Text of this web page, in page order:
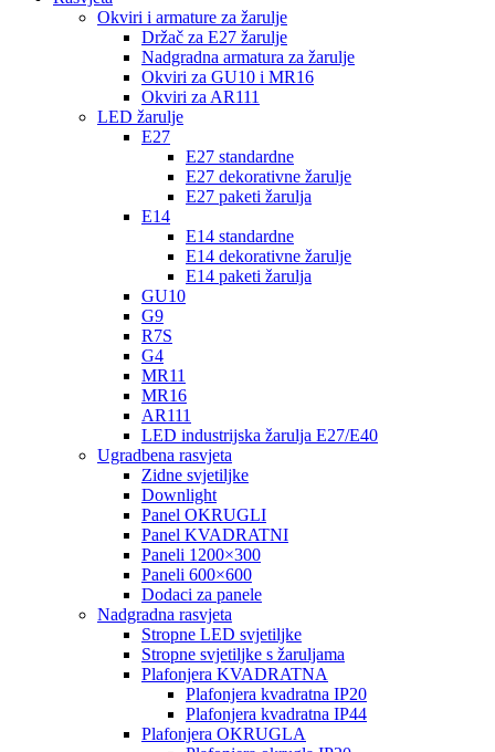
Okviri i armature za žarulje
Držač za E27 žarulje
Nadgradna armatura za žarulje
Okviri za GU10 i MR16
Okviri za AR111
LED žarulje
E27
E27 standardne
E27 dekorativne žarulje
E27 paketi žarulja
E14
E14 standardne
E14 dekorativne žarulje
E14 paketi žarulja
GU10
G9
R7S
G4
MR11
MR16
AR111
LED industrijska žarulja E27/E40
Ugradbena rasvjeta
Zidne svjetiljke
Downlight
Panel OKRUGLI
Panel KVADRATNI
Paneli 1200×300
Paneli 600×600
Dodaci za panele
Nadgradna rasvjeta
Stropne LED svjetiljke
Stropne svjetiljke s žaruljama
Plafonjera KVADRATNA
Plafonjera kvadratna IP20
Plafonjera kvadratna IP44
Plafonjera OKRUGLA